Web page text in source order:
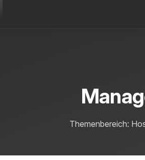
Themenbereich: